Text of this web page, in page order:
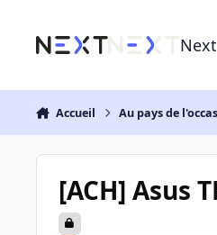
Next
Accueil Au pays de
[ACH] Asus